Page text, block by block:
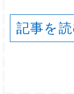
記事を